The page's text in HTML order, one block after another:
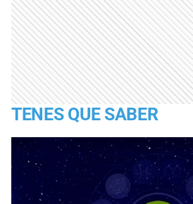
TENES QUE SABER